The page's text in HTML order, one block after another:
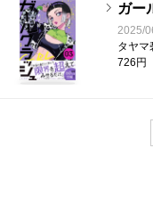
ガー
2025/
タヤマ
726円
ガ
2025/